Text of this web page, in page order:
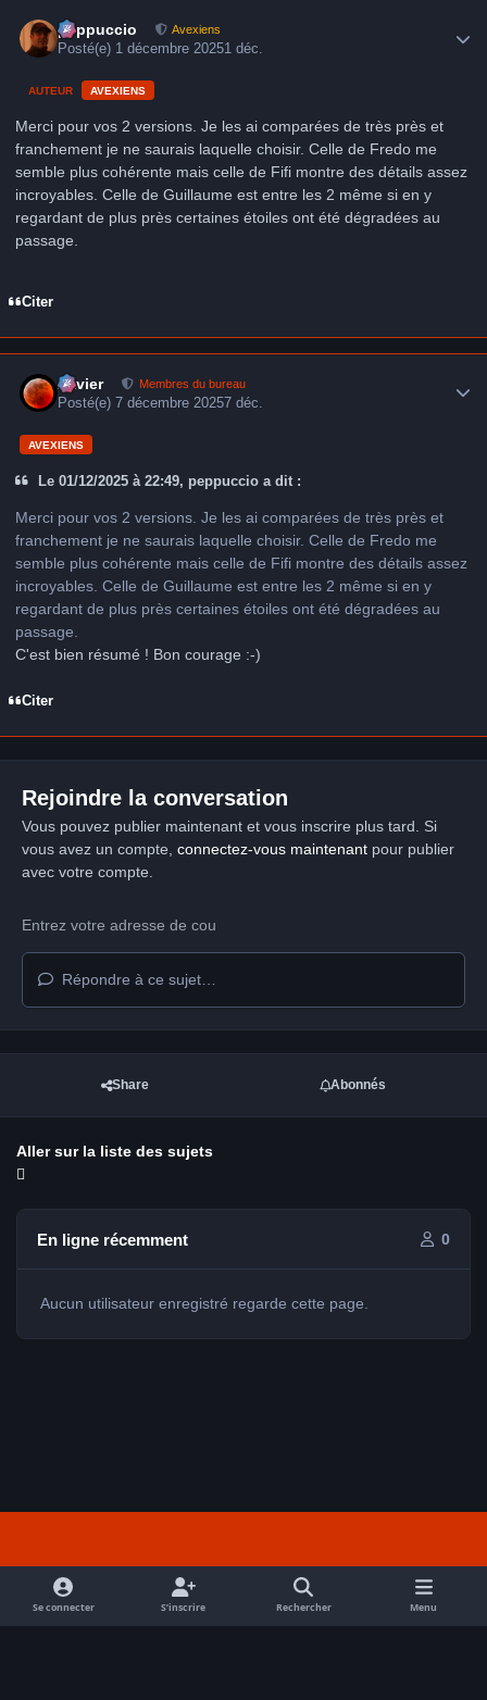
peppuccio Avexiens
Posté(e) 1 décembre 20251 déc.
AUTEUR AVEXIENS
Merci pour vos 2 versions. Je les ai comparées de très près et
franchement je ne saurais laquelle choisir. Celle de Fredo me
semble plus cohérente mais celle de Fifi montre des détails assez
incroyables. Celle de Guillaume est entre les 2 même si en y
regardant de plus près certaines étoiles ont été dégradées au
passage.
Citer
Xavier Membres du bureau
Posté(e) 7 décembre 20257 déc.
AVEXIENS
Le 01/12/2025 à 22:49, peppuccio a dit :
Merci pour vos 2 versions. Je les ai comparées de très près et
franchement je ne saurais laquelle choisir. Celle de Fredo me
semble plus cohérente mais celle de Fifi montre des détails assez
incroyables. Celle de Guillaume est entre les 2 même si en y
regardant de plus près certaines étoiles ont été dégradées au
passage.
C'est bien résumé ! Bon courage :-)
Citer
Rejoindre la conversation
Vous pouvez publier maintenant et vous inscrire plus tard. Si
vous avez un compte, connectez-vous maintenantpour publier
avec votre compte.
Répondre à ce sujet…
Share Abonnés
Aller sur la liste des sujets
En ligne récemment 0
Aucun utilisateur enregistré regarde cette page.
f
a
c
Se connecter S’inscrire Rechercher Menu